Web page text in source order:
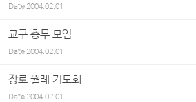
Date2004.02.01
교구 총무 모임
Date2004.02.01
장로 월례 기도회
Date2004.02.01